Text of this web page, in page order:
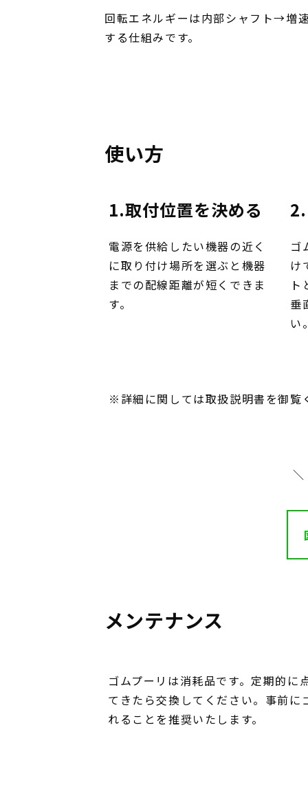
回転エネルギーは内部シャフト→増
する仕組みです。
使い方
1.取付位置を決める
電源を供給したい機器の近く
に取り付け場所を選ぶと機器
までの配線距離が短くできま
す。
ゴ
け
垂
い
※詳細に関しては取扱説明書を御覧
メンテナンス
ゴムプーリは消耗品です。定期的に
てきたら交換してください。事前に
れることを推奨いたします。